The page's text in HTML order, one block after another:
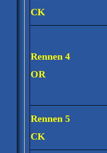
CK
Rennen 4
OR
Rennen 5
CK